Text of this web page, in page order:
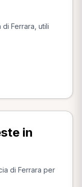
Ferrara, utili
in
di Ferrara per